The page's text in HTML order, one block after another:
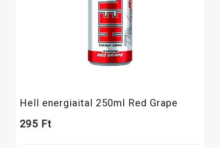
Hell energiaital 250ml Red Grape
295 Ft